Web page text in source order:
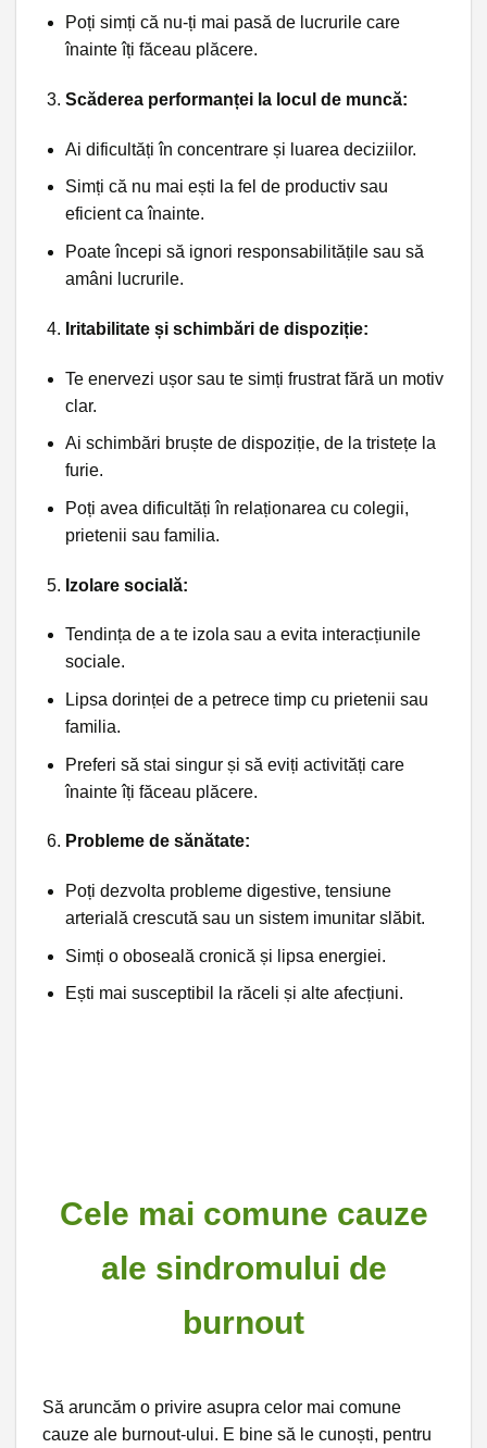
Poți simți că nu-ți mai pasă de lucrurile care
înainte îți făceau plăcere.
Scăderea performanței la locul de muncă:
Ai dificultăți în concentrare și luarea deciziilor.
Simți că nu mai ești la fel de productiv sau
eficient ca înainte.
Poate începi să ignori responsabilitățile sau să
amâni lucrurile.
Iritabilitate și schimbări de dispoziție:
Te enervezi ușor sau te simți frustrat fără un motiv
clar.
Ai schimbări bruște de dispoziție, de la tristețe la
furie.
Poți avea dificultăți în relaționarea cu colegii,
prietenii sau familia.
Izolare socială:
Tendința de a te izola sau a evita interacțiunile
sociale.
Lipsa dorinței de a petrece timp cu prietenii sau
familia.
Preferi să stai singur și să eviți activități care
înainte îți făceau plăcere.
Probleme de sănătate:
Poți dezvolta probleme digestive, tensiune
arterială crescută sau un sistem imunitar slăbit.
Simți o oboseală cronică și lipsa energiei.
Ești mai susceptibil la răceli și alte afecțiuni.
Cele mai comune cauze
ale sindromului de
burnout
Să aruncăm o privire asupra celor mai comune
cauze ale burnout-ului. E bine să le cunoști, pentru